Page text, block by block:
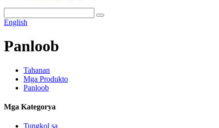
English
Panloob
Tahanan
Mga Produkto
Panloob
Mga Kategorya
Tungkol sa